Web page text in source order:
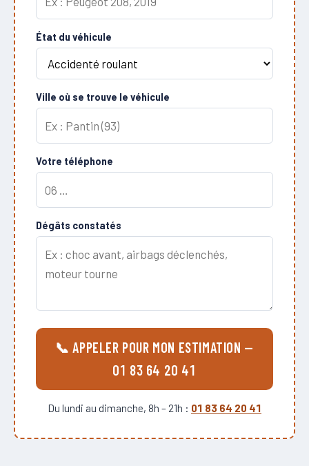
État du véhicule
Ville où se trouve le véhicule
Votre téléphone
Dégâts constatés
📞 APPELER POUR MON ESTIMATION —
01 83 64 20 41
Du lundi au dimanche, 8h – 21h : 01 83 64 20 41